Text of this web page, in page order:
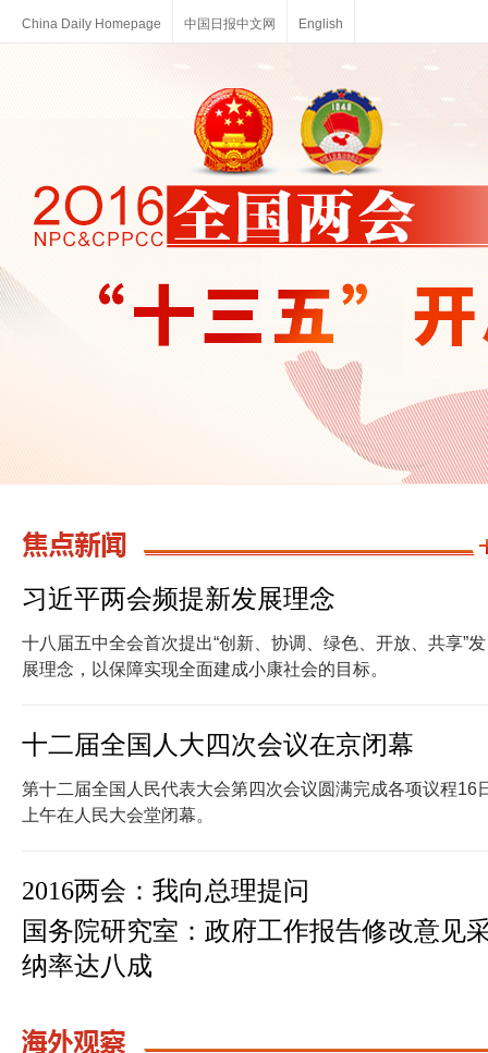
China Daily Homepage 中国日报中文网 English
习近平两会频提新发展理念
十八届五中全会首次提出“创新、协调、绿色、开放、共享”发
展理念，以保障实现全面建成小康社会的目标。
十二届全国人大四次会议在京闭幕
第十二届全国人民代表大会第四次会议圆满完成各项议程16
上午在人民大会堂闭幕。
2016两会：我向总理提问
国务院研究室：政府工作报告修改意见
纳率达八成